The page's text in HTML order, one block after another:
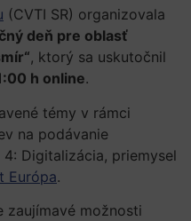
(CVTI SR) organizovala
deň pre oblasť
, ktorý sa uskutočnil
h online.
témy v rámci
na podávanie
Digitalizácia, priemysel
Európa.
zaujímavé možnosti